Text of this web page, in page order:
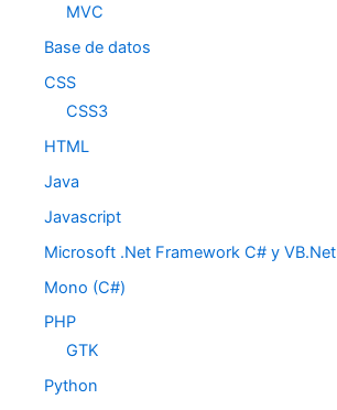
MVC
Base de datos
CSS
CSS3
HTML
Java
Javascript
Microsoft .Net Framework C# y VB.Net
Mono (C#)
PHP
GTK
Python